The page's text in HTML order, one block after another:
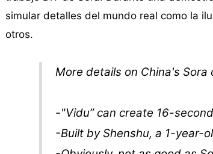
simular detalles del mundo real como la
otros.
More details on China's Sora
-"Vidu” can create 16-
-Built by Shenshu, a 1-year-